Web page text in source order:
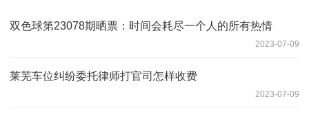
双色球第23078期晒票：时间会耗尽一个人的所有热情
2023-07-09
莱芜车位纠纷委托律师打官司怎样收费
2023-07-09